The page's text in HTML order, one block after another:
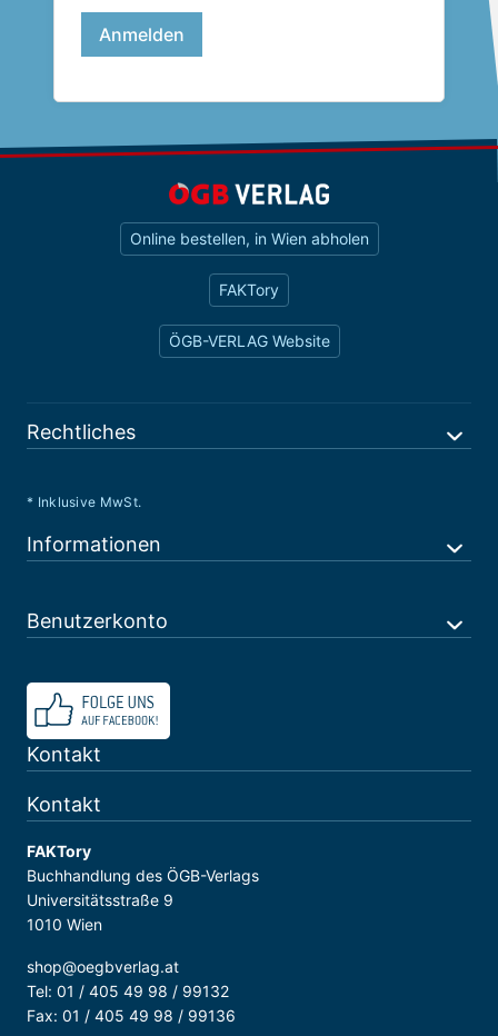
Online bestellen, in Wien abholen
FAKTory
ÖGB-VERLAG Website
Rechtliches
* Inklusive MwSt.
Informationen
Benutzerkonto
Kontakt
Kontakt
FAKTory
Buchhandlung des ÖGB-Verlags
Universitätsstraße 9
1010 Wien
shop@oegbverlag.at
Tel: 01 / 405 49 98 / 99132
Fax: 01 / 405 49 98 / 99136